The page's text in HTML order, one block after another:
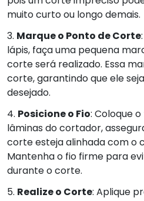
muito curto ou longo demais.
3. Marque o Ponto de Corte
lápis, faça uma pequena
corte será realizado. Essa
corte, garantindo que ele
desejado.
4. Posicione o Fio: Coloque
lâminas do cortador,
corte esteja alinhada com o
Mantenha o fio firme para
durante o corte.
5. Realize o Corte: Aplique